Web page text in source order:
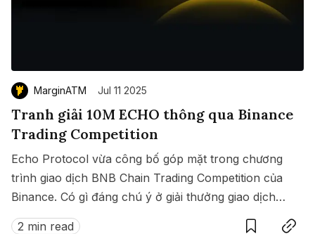
MarginATM Jul 11 2025
Tranh giải 10M ECHO thông qua Binance
Trading Competition
Echo Protocol vừa công bố góp mặt trong chương
trình giao dịch BNB Chain Trading Competition của
Binance. Có gì đáng chú ý ở giải thưởng giao dịch
này?
2 min read
SaveCopy link